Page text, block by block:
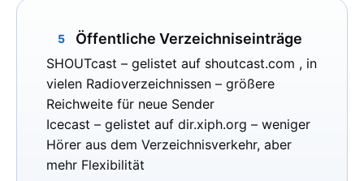
5 Öffentliche Verzeichniseinträge
SHOUTcast – gelistet auf shoutcast.com , in
vielen Radioverzeichnissen – größere
Reichweite für neue Sender
Icecast – gelistet auf dir.xiph.org – weniger
Hörer aus dem Verzeichnisverkehr, aber
mehr Flexibilität